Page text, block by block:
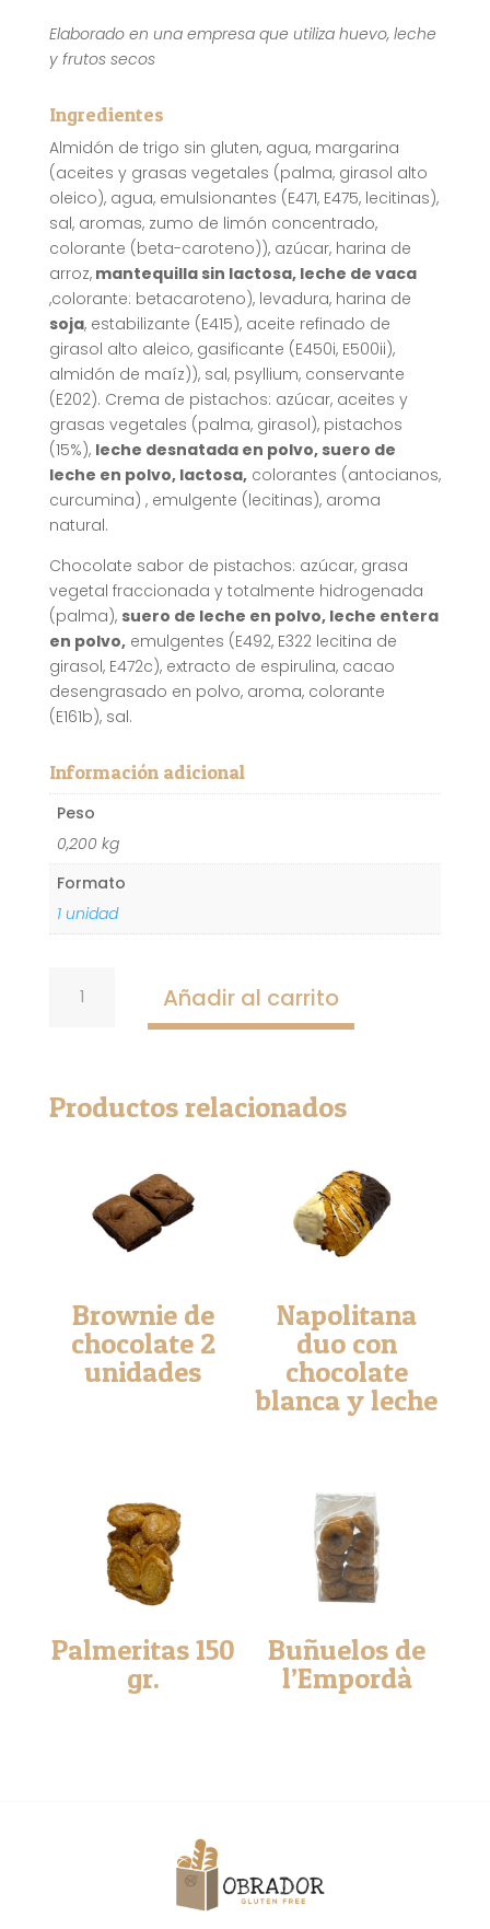
Elaborado en una empresa que utiliza huevo, leche
y frutos secos
Ingredientes
Almidón de trigo sin gluten, agua, margarina
(aceites y grasas vegetales (palma, girasol alto
oleico), agua, emulsionantes (E471, E475, lecitinas),
sal, aromas, zumo de limón concentrado,
colorante (beta-caroteno)), azúcar, harina de
arroz,mantequilla sin lactosa, leche de vaca
,colorante: betacaroteno), levadura, harina de
soja, estabilizante (E415), aceite refinado de
girasol alto aleico, gasificante (E450i, E500ii),
almidón de maíz)), sal, psyllium, conservante
(E202). Crema de pistachos: azúcar, aceites y
grasas vegetales (palma, girasol), pistachos
(15%), leche desnatada en polvo, suero de
leche en polvo, lactosa,colorantes (antocianos,
curcumina) , emulgente (lecitinas), aroma
natural.
Chocolate sabor de pistachos: azúcar, grasa
vegetal fraccionada y totalmente hidrogenada
(palma), suero de leche en polvo, leche entera
en polvo,emulgentes (E492, E322 lecitina de
girasol, E472c), extracto de espirulina, cacao
desengrasado en polvo, aroma, colorante
(E161b), sal.
Información adicional
Peso
0,200 kg
Formato
1 unidad
relleno
pistachos
Añadir al carrito
Productos relacionados
Brownie de
chocolate 2
unidades
Napolitana
duo con
chocolate
blanca y leche
Palmeritas 150
gr.
Buñuelos de
l’Empordà